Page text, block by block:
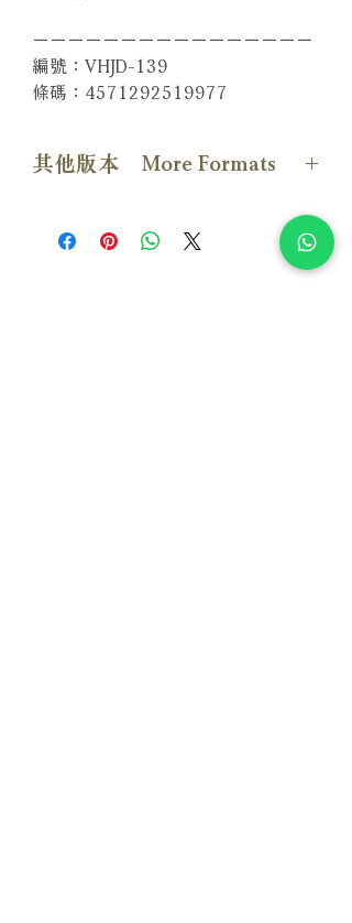
－－－－－－－－－－－－－－－－
編號：VHJD-139
條碼：4571292519977
其他版本 More Formats